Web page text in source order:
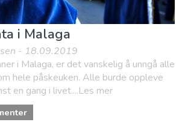
i Malaga
- 18.09.2019
i Malaga, er det vanskelig å unngå alle
hele påskeuken. Alle burde oppleve
en gang i livet....Les mer